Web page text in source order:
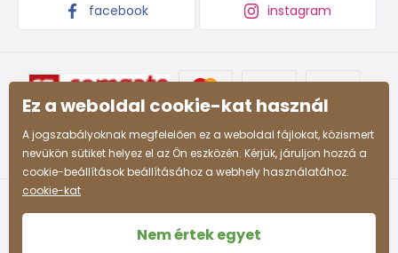
facebook instagram
Ez a weboldal cookie-kat használ
A jogszabályoknak megfelelően ez a weboldal fájlokat, közismert
nevükön sütiket helyez el az Ön eszközén. Kérjük, járuljon hozzá a
cookie-beállítások beállításához a webhely használatához.
cookie-kat
Nem értek egyet